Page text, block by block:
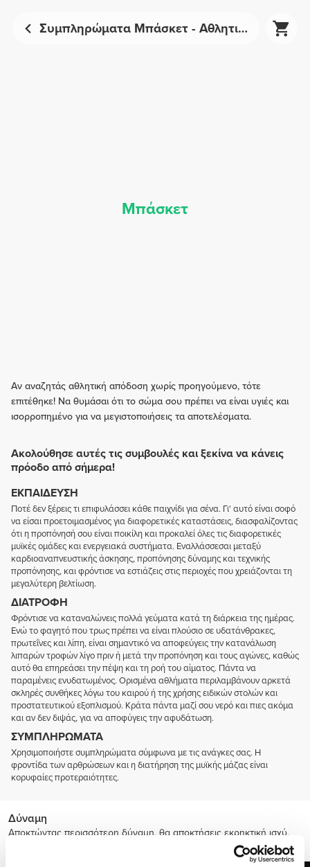
Συμπληρώματα Μπάσκετ - Αθλητική Διατροφή | Prozis
Μπάσκετ
Αν αναζητάς αθλητική απόδοση χωρίς προηγούμενο, τότε
επιτέθηκε! Να θυμάσαι ότι το σώμα σου πρέπει να είναι υγιές και
ισορροπημένο για να μεγιστοποιήσεις τα αποτελέσματα.
Ακολούθησε αυτές τις συμβουλές και ξεκίνα να κάνεις
πρόοδο από σήμερα!
ΕΚΠΑΊΔΕΥΣΗ
Ποτέ δεν ξέρεις τι επιφυλάσσει κάθε παιχνίδι για σένα. Γι' αυτό είναι σοφό
να είσαι προετοιμασμένος για διαφορετικές καταστάσεις, διασφαλίζοντας
ότι η προπόνησή σου είναι ποικίλη και προκαλεί όλες τις διαφορετικές
μυϊκές ομάδες και ενεργειακά συστήματα. Εναλλάσσεσαι μεταξύ
καρδιοαναπνευστικής άσκησης, προπόνησης δύναμης και τεχνικής
προπόνησης, και φρόντισε να εστιάζεις στις περιοχές που χρειάζονται τη
μεγαλύτερη βελτίωση.
ΔΙΑΤΡΟΦΉ
Φρόντισε να καταναλώνεις πολλά γεύματα κατά τη διάρκεια της ημέρας.
Ενώ το φαγητό που τρως πρέπει να είναι πλούσιο σε υδατάνθρακες,
πρωτεΐνες και λίπη, είναι σημαντικό να αποφεύγεις την κατανάλωση
λιπαρών τροφών λίγο πριν ή μετά την προπόνηση και τους αγώνες, καθώς
αυτό θα επηρεάσει την πέψη και τη ροή του αίματος. Πάντα να
παραμένεις ενυδατωμένος. Ορισμένα αθλήματα περιλαμβάνουν αρκετά
σκληρές συνθήκες λόγω του καιρού ή της χρήσης ειδικών στολών και
προστατευτικού εξοπλισμού. Κράτα πάντα μαζί σου νερό και πιες ακόμα
και αν δεν διψάς, για να αποφύγεις την αφυδάτωση.
ΣΥΜΠΛΗΡΏΜΑΤΑ
Χρησιμοποιήστε συμπληρώματα σύμφωνα με τις ανάγκες σας. Η
φροντίδα των αρθρώσεων και η διατήρηση της μυϊκής μάζας είναι
κορυφαίες προτεραιότητες.
Δύναμη
Αποκτώντας περισσότερη δύναμη, θα αποκτήσεις εκρηκτική ισχύ,